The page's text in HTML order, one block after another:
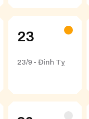
23
23/9 - Đinh Tỵ